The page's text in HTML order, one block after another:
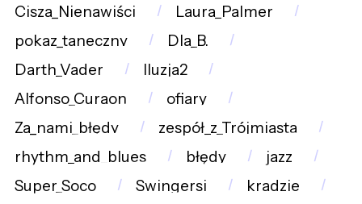
Cisza_Nienawiści
Laura_Palmer
pokaz_taneczny
Dla_B.
Darth_Vader
Iluzja2
Alfonso_Curaon
ofiary
Za_nami_błędy
zespół_z_Trójmiasta
rhythm_and_blues
błędy
jazz
Super_Soco
Swingersi
kradzie